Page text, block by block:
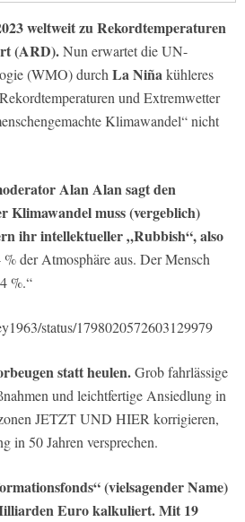
weltweit zu Rekordtemperaturen
(ARD).Nun erwartet die UN-
(WMO) durch La Niñakühleres
und Extremwetter
Klimawandel“ nicht
Alan Alan sagt den
Klimawandel muss (vergeblich)
ihr intellektueller „Rubbish“, also
der Atmosphäre aus. Der Mensch
%.“
status/1798020572603129979
statt heulen.Grob fahrlässige
und leichtfertige Ansiedlung in
JETZT UND HIER korrigieren,
in 50 Jahren versprechen.
(vielsagender Name)
Euro kalkuliert. Mit 19